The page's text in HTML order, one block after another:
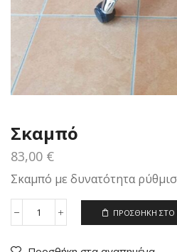
Σκαμπό
83,00 €
Σκαμπό με δυνατότητα
Σκαμπό
ΠΡΟΣΘΉΚΗ ΣΤΟ